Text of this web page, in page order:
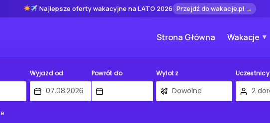
Najlepsze oferty wakacyjne na LATO 2026 Przejdź do wakacje.pl →
Strona Główna Wakacje
Wyjazd od Powrót do Wylot z Uczestnicy